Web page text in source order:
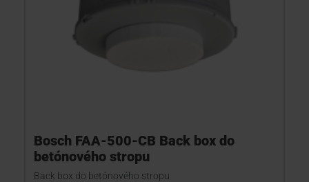
Bosch FAA-500-CB Back box do
betónového stropu
Back box do betónového stropu